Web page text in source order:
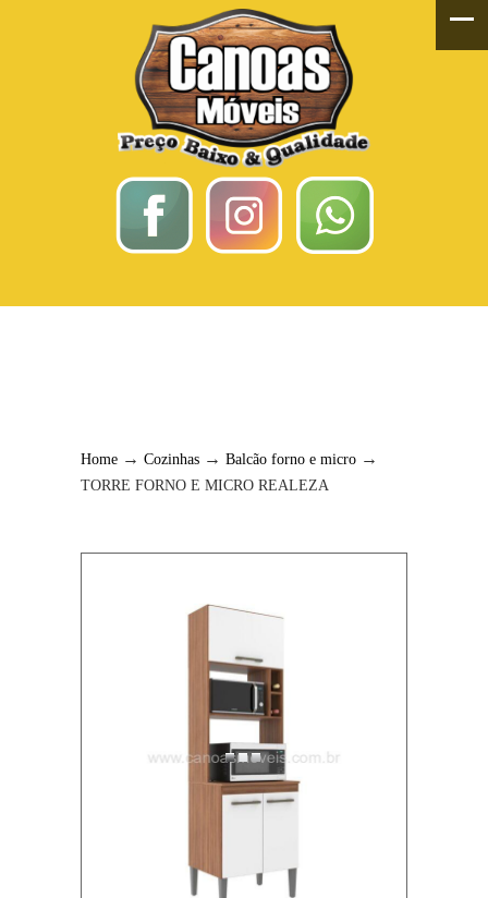
Home → Cozinhas → Balcão forno e micro →
TORRE FORNO E MICRO REALEZA